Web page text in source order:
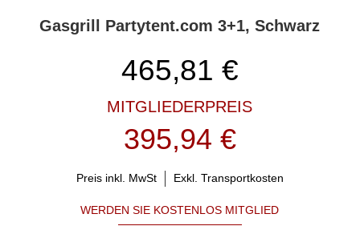
Gasgrill Partytent.com 3+1, Schwarz
465,81 €
MITGLIEDERPREIS
395,94 €
Preis inkl. MwSt Exkl. Transportkosten
WERDEN SIE KOSTENLOS MITGLIED